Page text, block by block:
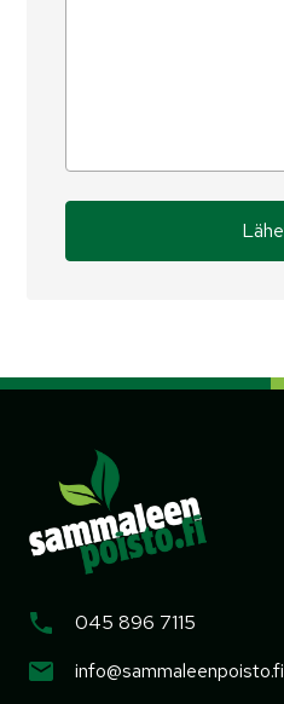
045 896 7115
info@sammaleenpoisto.fi